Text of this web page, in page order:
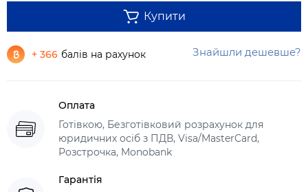
Купити
+ 366 балів на рахунок Знайшли дешевше?
Оплата
Готівкою, Безготівковий розрахунок для
юридичних осіб з ПДВ, Visa/MasterCard,
Розстрочка, Monobank
Гарантія